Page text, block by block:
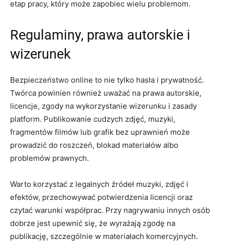
etap pracy, który może zapobiec wielu problemom.
Regulaminy, prawa autorskie i
wizerunek
Bezpieczeństwo online to nie tylko hasła i prywatność.
Twórca powinien również uważać na prawa autorskie,
licencje, zgody na wykorzystanie wizerunku i zasady
platform. Publikowanie cudzych zdjęć, muzyki,
fragmentów filmów lub grafik bez uprawnień może
prowadzić do roszczeń, blokad materiałów albo
problemów prawnych.
Warto korzystać z legalnych źródeł muzyki, zdjęć i
efektów, przechowywać potwierdzenia licencji oraz
czytać warunki współprac. Przy nagrywaniu innych osób
dobrze jest upewnić się, że wyrażają zgodę na
publikację, szczególnie w materiałach komercyjnych.